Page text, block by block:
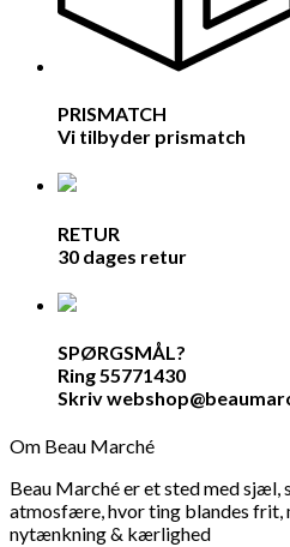
PRISMATCH
Vi tilbyder prismatch
RETUR
30 dages retur
SPØRGSMÅL?
Ring 55771430
Skriv
Om Beau Marché
Beau Marché er et sted med sjæl,
atmosfære, hvor ting blandes frit,
nytænkning & kærlighed